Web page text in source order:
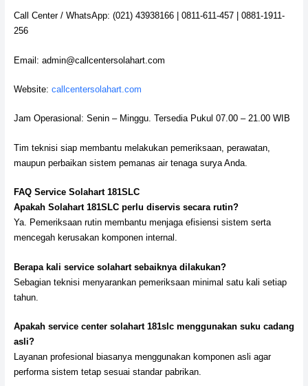
Call Center / WhatsApp: (021) 43938166 | 0811-611-457 | 0881-1911-
256
Email: admin@callcentersolahart.com
Website: callcentersolahart.com
Jam Operasional: Senin – Minggu. Tersedia Pukul 07.00 – 21.00 WIB
Tim teknisi siap membantu melakukan pemeriksaan, perawatan,
maupun perbaikan sistem pemanas air tenaga surya Anda.
FAQ Service Solahart 181SLC
Apakah Solahart 181SLC perlu diservis secara rutin?
Ya. Pemeriksaan rutin membantu menjaga efisiensi sistem serta
mencegah kerusakan komponen internal.
Berapa kali service solahart sebaiknya dilakukan?
Sebagian teknisi menyarankan pemeriksaan minimal satu kali setiap
tahun.
Apakah service center solahart 181slc menggunakan suku cadang
asli?
Layanan profesional biasanya menggunakan komponen asli agar
performa sistem tetap sesuai standar pabrikan.